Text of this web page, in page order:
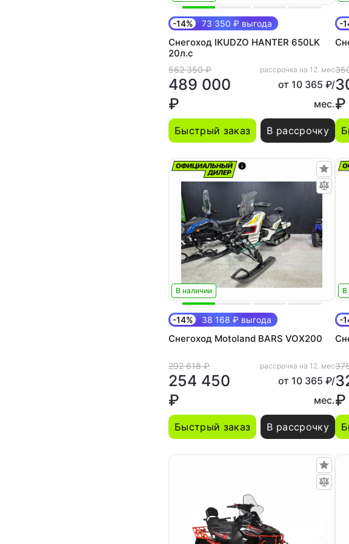
-14% 73 350 ₽ выгода
Снегоход IKUDZO HANTER 650LK
20л.с
562 350 ₽
489 000
₽
рассрочка на 12. мес
от 10 365 ₽/
мес.
Быстрый заказ В рассрочку
-
₽
В наличии
-14% 38 168 ₽ выгода
Снегоход Motoland BARS VOX200
292 618 ₽
254 450
₽
рассрочка на 12. мес
от 10 365 ₽/
мес.
Быстрый заказ В рассрочку
В
-
₽